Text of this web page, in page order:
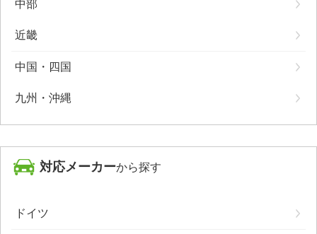
中部
近畿
中国・四国
九州・沖縄
対応メーカーから探す
ドイツ